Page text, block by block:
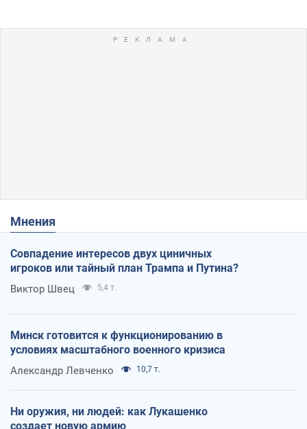
Мнения
Совпадение интересов двух циничных
игроков или тайный план Трампа и Путина?
Виктор Швец 5,4 т.
Минск готовится к функционированию в
условиях масштабного военного кризиса
Александр Левченко 10,7 т.
Ни оружия, ни людей: как Лукашенко
создает новую армию